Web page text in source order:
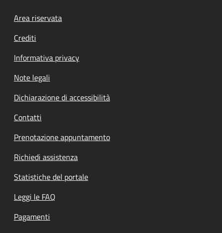
Footer menu
Area riservata
Crediti
Informativa privacy
Note legali
Dichiarazione di accessibilità
Contatti
Prenotazione appuntamento
Richiedi assistenza
Statistiche del portale
Leggi le FAQ
Pagamenti